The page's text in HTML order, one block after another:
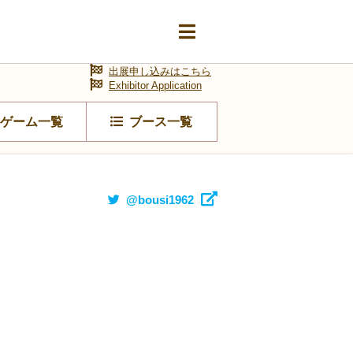
ゲーム一覧 ブース一覧
出展申し込みはこちら
Exhibitor Application
@bousi1962